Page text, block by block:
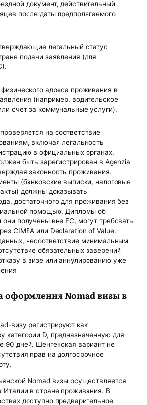
документ, действительный
после даты предполагаемого
легальный статус
подачи заявления (для
физического адреса проживания в
(например, водительское
счет за коммунальные услуги).
на соответствие
включая легальность
в официальных органах.
быть зарегистрирован в Agenzia
законность проживания.
(банковские выписки, налоговые
должны доказывать
достаточного для проживания без
помощью. Дипломы об
они получены вне ЕС, могут требовать
CIMEA или Declaration of Value.
несоответствие минимальным
обязательных заверений
в визе или аннулированию уже
оформления Nomad визы в
визу регистрируют как
категории D, предназначенную для
90 дней. Шенгенская вариант не
прав на долгосрочное
Nomad визы осуществляется
Италии в стране проживания. В
доступно предварительное